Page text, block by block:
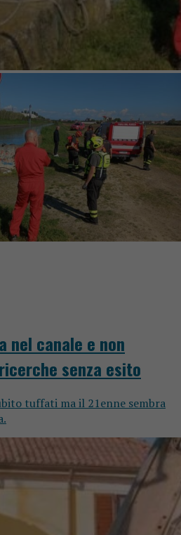
nel canale e non
senza esito
tuffati ma il 21enne sembra